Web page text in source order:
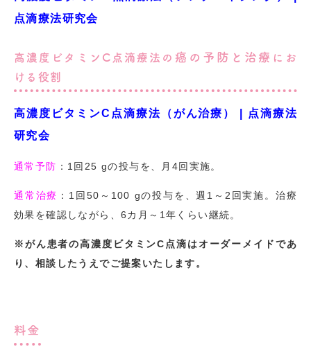
点滴療法研究会
高濃度ビタミンC点滴療法の 癌の予防と治療 にお
ける役割
高濃度ビタミンC点滴療法（がん治療） | 点滴療法
研究会
通常予防 ：1回25 gの投与を、月4回実施。
通常治療 ：1回50～100 gの投与を、週1～2回実施。治療
効果を確認しながら、6カ月～1年くらい継続。
※がん患者の高濃度ビタミンC点滴はオーダーメイドであ
り、相談したうえでご提案いたします。
料金